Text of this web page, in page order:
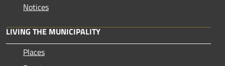
Notices
LIVING THE MUNICIPALITY
Places